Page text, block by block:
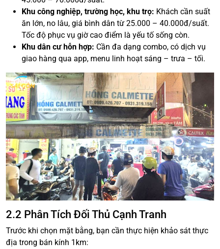
Khu công nghiệp, trường học, khu trọ: Khách cần suất
ăn lớn, no lâu, giá bình dân từ 25.000 – 40.000đ/suất.
Tốc độ phục vụ giờ cao điểm là yếu tố sống còn.
Khu dân cư hỗn hợp: Cần đa dạng combo, có dịch vụ
giao hàng qua app, menu linh hoạt sáng – trưa – tối.
2.2 Phân Tích Đối Thủ Cạnh Tranh
Trước khi chọn mặt bằng, bạn cần thực hiện khảo sát thực
địa trong bán kính 1km: